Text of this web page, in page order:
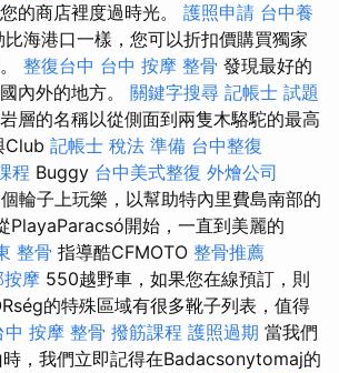
的商店裡度過時光。 護照申請 台中養
海港口一樣，您可以折扣價購買獨家
整復台中 台中 按摩 整骨 發現最好的
內外的地方。 關鍵字搜尋 記帳士 試題
層的名稱以從側面到兩隻木駱駝的最高
Club 記帳士 稅法 準備 台中整復
程 Buggy 台中美式整復 外燴公司
輪子上玩樂，以幫助特內里費島南部的
PlayaParacsó開始，一直到美麗的
整骨 指導酷CFMOTO 整骨推薦
按摩 550越野車，如果您在線預訂，則
的特殊區域有很多靴子列表，值得
中 按摩 整骨 撥筋課程 護照過期 當我們
，我們立即記得在Badacsonytomaj的